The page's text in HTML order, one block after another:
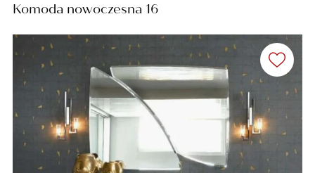
Komoda nowoczesna 16